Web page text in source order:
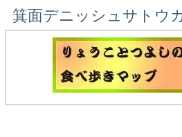
箕面デニッシュサトウ